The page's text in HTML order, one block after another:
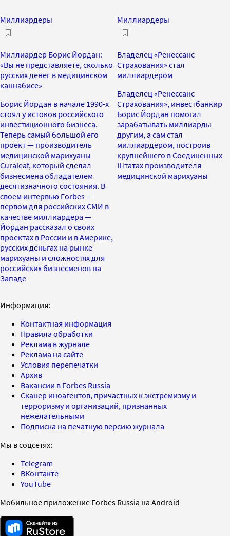
Миллиардеры
Миллиардер Борис Йордан:
«Вы не представляете, сколько
русских денег в медицинском
каннабисе»
Борис Йордан в начале 1990-х
стоял у истоков российского
инвестиционного бизнеса.
Теперь самый большой его
проект — производитель
медицинской марихуаны
Curaleaf, который сделал
бизнесмена обладателем
десятизначного состояния. В
своем интервью Forbes —
первом для российских СМИ в
качестве миллиардера —
Йордан рассказал о своих
проектах в России и в Америке,
русских деньгах на рынке
марихуаны и сложностях для
российских бизнесменов на
Западе
Миллиардеры
Владелец «Ренессанс
Страхования» стал
миллиардером
Владелец «Ренессанс
Страхования», инвестбанкир
Борис Йордан помогал
зарабатывать миллиарды
другим, а сам стал
миллиардером, построив
крупнейшего в Соединенных
Штатах производителя
медицинской марихуаны
Информация:
Контактная информация
Правила обработки
Реклама в журнале
Реклама на сайте
Условия перепечатки
Архив
Вакансии в Forbes Russia
Сканер иноагентов, причастных к экстремизму и
терроризму и организаций, признанных
нежелательными
Подписка на печатную версию журнала
Мы в соцсетях:
Telegram
ВКонтакте
YouTube
Мобильное приложение Forbes Russia на Android